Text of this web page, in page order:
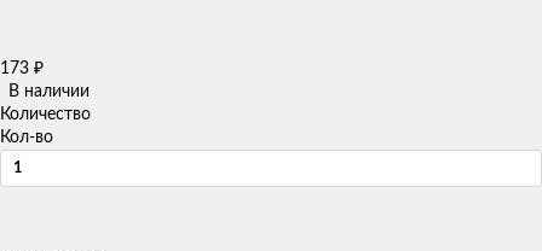
173 ₽
В наличии
Количество
Кол-во